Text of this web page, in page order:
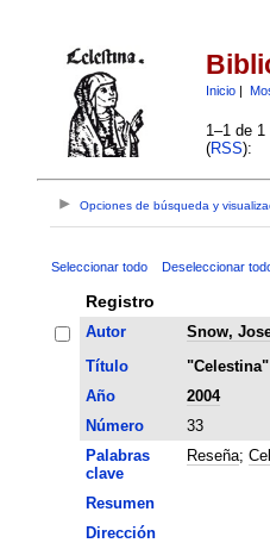
Inicio|
1–1 de
(RSS):
Opciones de búsqueda y
Seleccionar todo Deseleccionar
Registro
Autor
Snow,
Título
Año
2004
Número
33
Palabras
clave
Reseña;
Resumen
Dirección